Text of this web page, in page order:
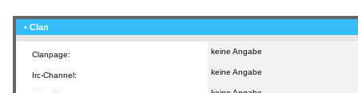
• Clan
Clanpage: keine Angabe
Irc-Channel: keine Angabe